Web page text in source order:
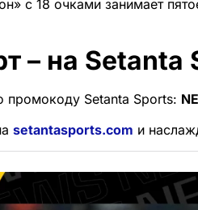
с 18 очками занимает
– на Setanta
промокоду Setanta Sports:
setantasports.com и